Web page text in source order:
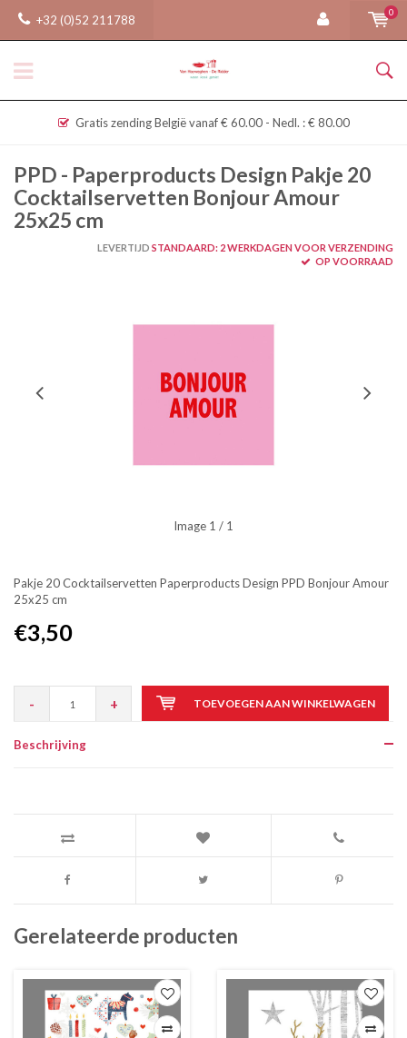
+32 (0)52 211788
0
Gratis zending België vanaf € 60.00 - Nedl. : € 80.00
PPD - Paperproducts Design Pakje 20
Cocktailservetten Bonjour Amour
25x25 cm
LEVERTIJD STANDAARD: 2 WERKDAGEN VOOR VERZENDING
OP VOORRAAD
Image 1 / 1
Pakje 20 Cocktailservetten Paperproducts Design PPD Bonjour Amour
25x25 cm
€3,50
- + TOEVOEGEN AAN WINKELWAGEN
Beschrijving
Gerelateerde producten